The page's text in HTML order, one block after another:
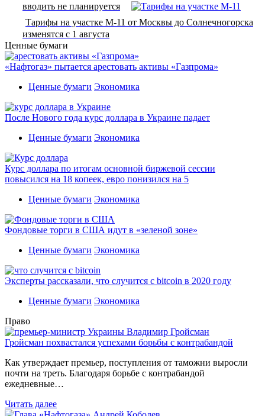
вводить не планируется
Тарифы на участке М-11 от Москвы до Солнечногорска
изменятся с 1 августа
Ценные бумаги
«Нафтогаз» пытается арестовать активы «Газпрома»
Ценные бумаги Экономика
После Нового года курс доллара в Украине падает
Ценные бумаги Экономика
Курс доллара по итогам основной биржевой сессии
повысился на 18 копеек, евро понизился на 5
Ценные бумаги Экономика
Фондовые торги в США идут в «зеленой зоне»
Ценные бумаги Экономика
Эксперты рассказали, что случится с bitcoin в 2020 году
Ценные бумаги Экономика
Право
Гройсман похвастался успехами борьбы с контрабандой
Как утверждает премьер, поступления от таможни выросли
почти на треть. Благодаря борьбе с контрабандой
ежедневные…
Читать далее